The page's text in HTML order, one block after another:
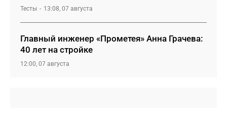
Тесты 13:08, 07 августа
Главный инженер «Прометея» Анна Грачева:
40 лет на стройке
12:00, 07 августа